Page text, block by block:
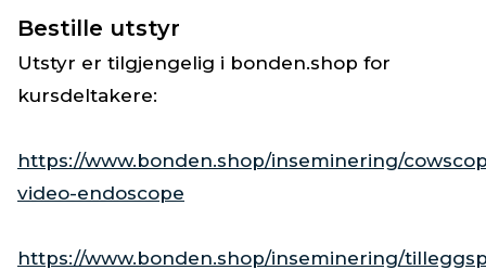
Bestille utstyr
Utstyr er tilgjengelig i bonden.shop for
kursdeltakere:
https://www.bonden.shop/inseminering/
video-endoscope
https://www.bonden.shop/inseminering/